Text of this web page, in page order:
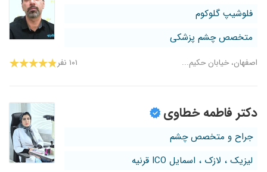
فلوشیپ گلوکوم
متخصص چشم پزشکی
اصفهان، خیابان حکیم... ۱۰۱ نفر
دکتر فاطمه خطاوی
جراح و متخصص چشم
لیزیک ، لازک ، اسمایل ICO قرنیه